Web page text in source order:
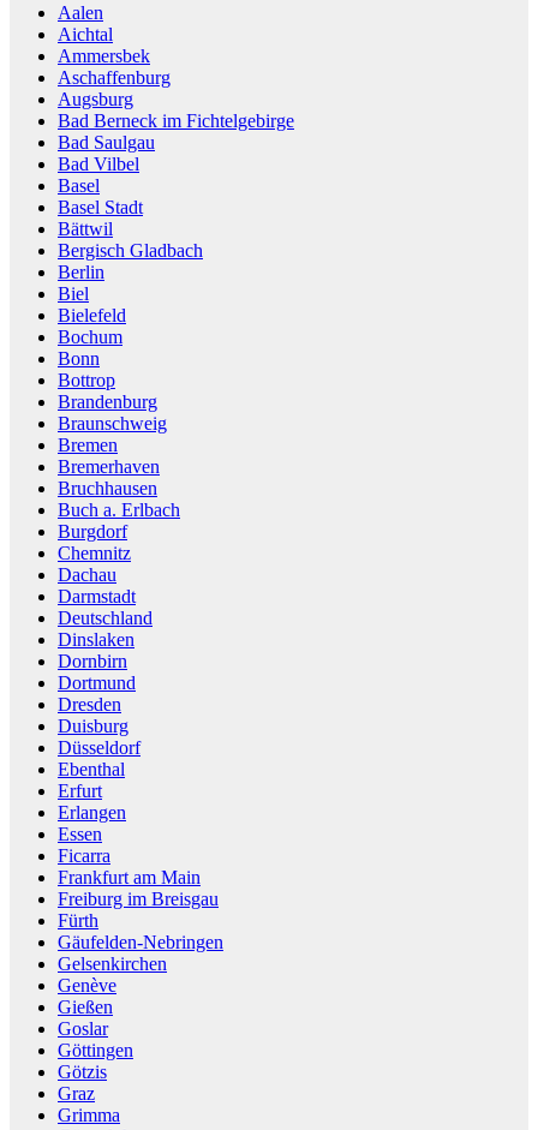
Aalen
Aichtal
Ammersbek
Aschaffenburg
Augsburg
Bad Berneck im Fichtelgebirge
Bad Saulgau
Bad Vilbel
Basel
Basel Stadt
Bättwil
Bergisch Gladbach
Berlin
Biel
Bielefeld
Bochum
Bonn
Bottrop
Brandenburg
Braunschweig
Bremen
Bremerhaven
Bruchhausen
Buch a. Erlbach
Burgdorf
Chemnitz
Dachau
Darmstadt
Deutschland
Dinslaken
Dornbirn
Dortmund
Dresden
Duisburg
Düsseldorf
Ebenthal
Erfurt
Erlangen
Essen
Ficarra
Frankfurt am Main
Freiburg im Breisgau
Fürth
Gäufelden-Nebringen
Gelsenkirchen
Genève
Gießen
Goslar
Göttingen
Götzis
Graz
Grimma